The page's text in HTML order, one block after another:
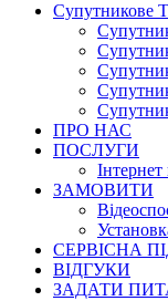
Супутникове
ПРО НАС
ПОСЛУГИ
Інтернет
ЗАМОВИТИ
СЕРВІСНА
ВІДГУКИ
ЗАДАТИ